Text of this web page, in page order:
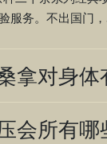
服务。不出国门，
拿对身体
会所有哪